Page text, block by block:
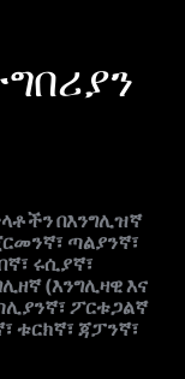
በእንግሊዝኛ
ጣልያንኛ፣
ሩሲያኛ፣
(እንግሊዛዊ እና
ፖርቱጋልኛ
ቱርክኛ፣ ጃፓንኛ፣